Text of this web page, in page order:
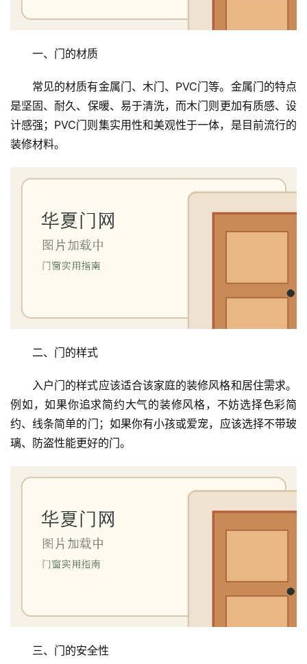
页
一、门的材质
常见的材质有金属门、木门、PVC门等。金属门的特点
是坚固、耐久、保暖、易于清洗，而木门则更加有质感、设
计感强；PVC门则集实用性和美观性于一体，是目前流行的
装修材料。
二、门的样式
入户门的样式应该适合该家庭的装修风格和居住需求。
例如，如果你追求简约大气的装修风格，不妨选择色彩简
约、线条简单的门；如果你有小孩或爱宠，应该选择不带玻
璃、防盗性能更好的门。
三、门的安全性